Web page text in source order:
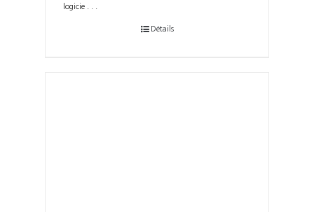
logicie . . .
Détails